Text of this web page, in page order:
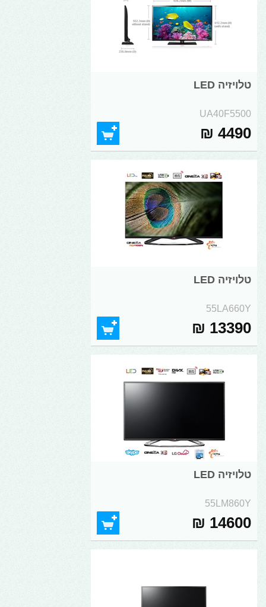
טלויזיה LED
UA40F5500
4490 ₪
טלויזיה LED
55LA660Y
13390 ₪
טלויזיה LED
55LM860Y
14600 ₪